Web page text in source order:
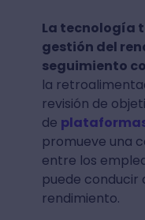
La tecnología
gestión del
seguimiento
la
revisión de
de
promueve una
entre los
puede conducir
rendimiento.